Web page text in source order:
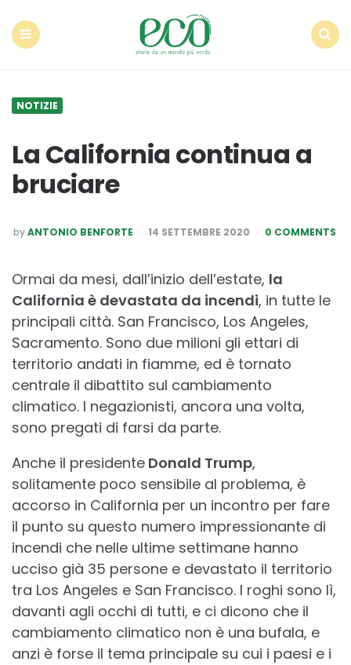
NOTIZIE
La California continua a
bruciare
POSTED
BY
byANTONIO BENFORTE 14 SETTEMBRE 2020 0 COMMENTS
Ormai da mesi, dall’inizio dell’estate, la
California è devastata da incendi, in tutte le
principali città. San Francisco, Los Angeles,
Sacramento. Sono due milioni gli ettari di
territorio andati in fiamme, ed è tornato
centrale il dibattito sul cambiamento
climatico. I negazionisti, ancora una volta,
sono pregati di farsi da parte.
Anche il presidente Donald Trump,
solitamente poco sensibile al problema, è
accorso in California per un incontro per fare
il punto su questo numero impressionante di
incendi che nelle ultime settimane hanno
ucciso già 35 persone e devastato il territorio
tra Los Angeles e San Francisco. I roghi sono lì,
davanti agli occhi di tutti, e ci dicono che il
cambiamento climatico non è una bufala, e
anzi è forse il tema principale su cui i paesi e i